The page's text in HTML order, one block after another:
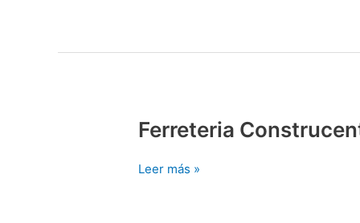
Ferreteria
Ferreteria
Leer más »